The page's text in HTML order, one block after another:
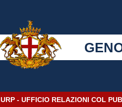
URP - UFFICIO RELAZIONI COL